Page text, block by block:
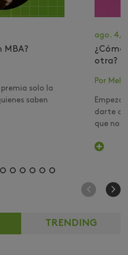
MBA?
solo la
saben
ago. 4,
​¿Cómo
otra?
Por
darte
que no
TRENDING